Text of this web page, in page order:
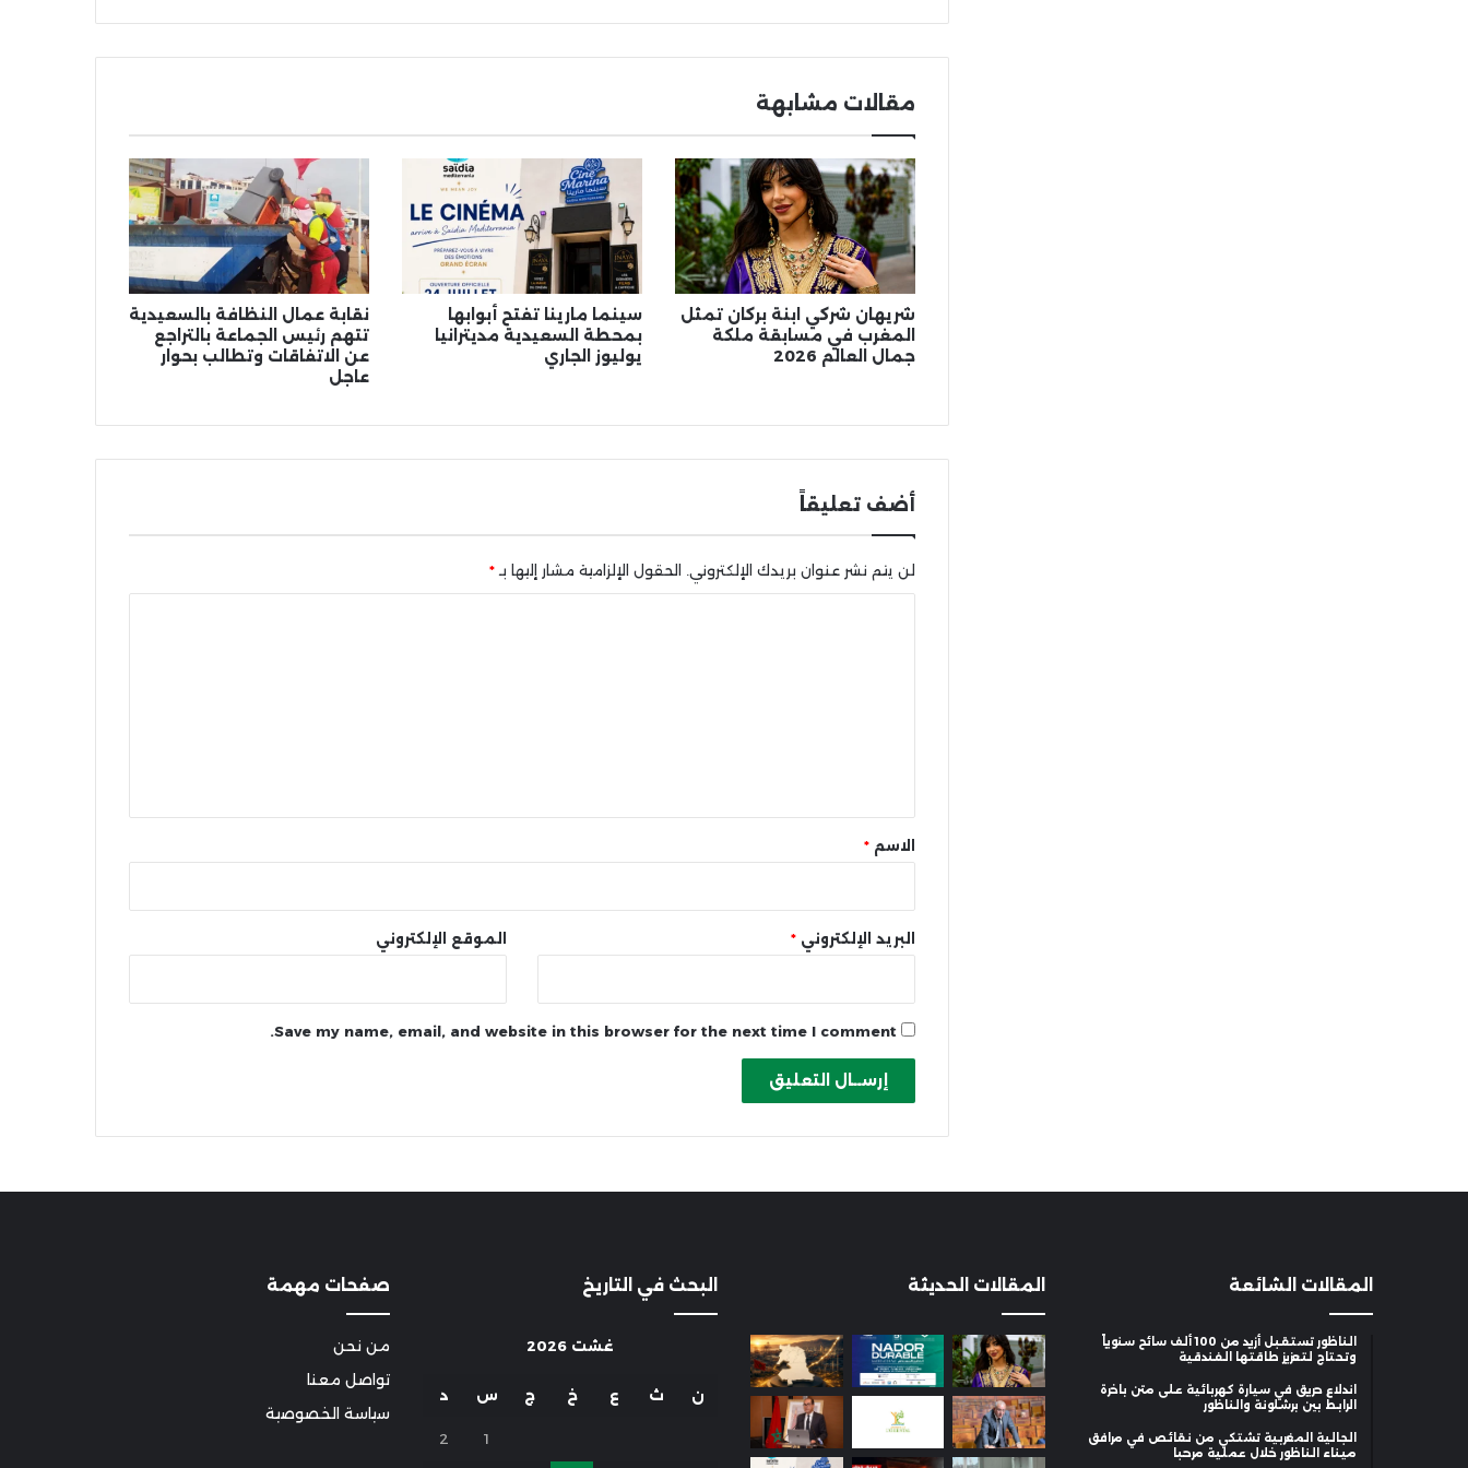
مقالات مشابهة
شريهان شركي ابنة بركان تمثل
المغرب في مسابقة ملكة
جمال العالم 2026
سينما مارينا تفتح أبوابها
بمحطة السعيدية مديترانيا
يوليوز الجاري
نقابة عمال النظافة بالسعيدية
تتهم رئيس الجماعة بالتراجع
عن الاتفاقات وتطالب بحوار
عاجل
أضف تعليقاً
لن يتم نشر عنوان بريدك الإلكتروني. الحقول الإلزامية مشار إليها بـ *
* الاسم *
البريد الإلكتروني * الموقع الإلكتروني
Save my name, email, and website in this browser for the next time I comment.
المقالات الشائعة
الناظور تستقبل أزيد من 100 ألف سائح سنوياً
وتحتاج لتعزيز طاقتها الفندقية
اندلاع حريق في سيارة كهربائية على متن باخرة
الرابط بين برشلونة والناظور
الجالية المغربية تشتكي من نقائص في مرافق
ميناء الناظور خلال عملية مرحبا
المقالات الحديثة البحث في التاريخ
غشت 2026
ن ث ع خ ج س د
1
2
صفحات مهمة
من نحن
تواصل معنا
سياسة الخصوصية